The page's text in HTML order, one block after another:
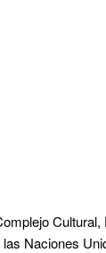
Naciones